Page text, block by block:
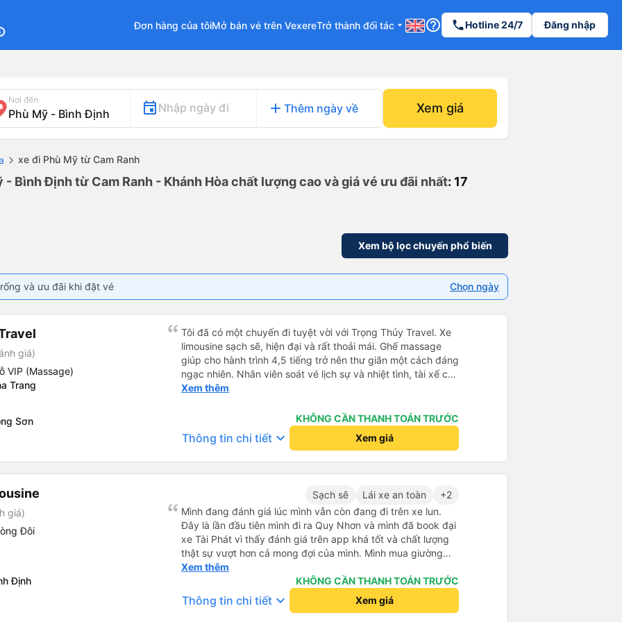
Đơn hàng của tôiMở bán vé trên VexereTrở thành đối tác arrow_drop_down help_outline phoneHotline 24/7 Đăng nhập
Nơi đến
Nhập ngày đi add Thêm ngày về Xem giá
xe đi Phù Mỹ từ Cam Ranh
- Bình Định từ Cam Ranh - Khánh Hòa chất lượng cao và giá vé ưu đãi nhất: 17
Xem bộ lọc chuyến phổ biến
và ưu đãi khi đặt vé Chọn ngày
giá)
VIP (Massage)
Trang
Sơn
Tôi đã có một chuyến đi tuyệt vời với Trọng Thủy Travel. Xe
limousine sạch sẽ, hiện đại và rất thoải mái. Ghế massage
giúp cho hành trình 4,5 tiếng trở nên thư giãn một cách đáng
ngạc nhiên. Nhân viên soát vé lịch sự và nhiệt tình, tài xế cẩn
thận và chuyên nghiệp, mọi thứ đều được tổ chức tốt. Các
đi diễn ra đúng như kế hoạch. Tôi đặt vé qua Vexere, và toàn
bộ trải nghiệm - từ khi đặt vé đến khi đến nơi - đều suôn sẻ
và không gặp rắc rối. Tôi rất hài lòng với công ty này và
Xem thêm
KHÔNG CẦN THANH TOÁN TRƯỚC
Thông tin chi tiết keyboard_arrow_down Xem giá
giá)
Đôi
Định
Sạch sẽ Lái xe an toàn
+2
Mình đang đánh giá lúc mình vẫn còn đang đi trên xe lun.
Đây là lần đầu tiên mình đi ra Quy Nhơn và mình đã book đại
xe Tài Phát vì thấy đánh giá trên app khá tốt và chất lượng
thật sự vượt hơn cả mong đợi của mình. Mình mua giường
đôi và vừa đủ cho 2 người. Nhân viên của nhà xe phải nói là
siêu nhiệt tình và dễ thương. Trước chuyến đi mình có gọi
cho bên tổng đài thì anh nhân viên hỗ trợ mình nói chuyện
siêu nhẹ nhàng và vui vẻ . Lúc mình lên xe trung chuyển và
Xem thêm
KHÔNG CẦN THANH TOÁN TRƯỚC
Thông tin chi tiết keyboard_arrow_down Xem giá